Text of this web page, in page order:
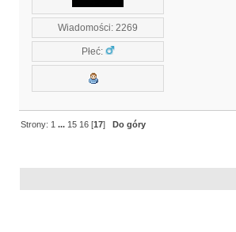
Wiadomości: 2269
Płeć:
Strony: 1 ... 15 16 [17]Do góry